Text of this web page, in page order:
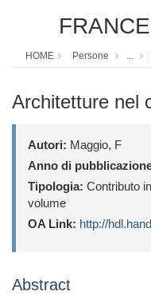
HOME Persone ...
Architetture nel
Autori: Maggio, F
Anno di
Tipologia: Contributo
volume
OA Link: http://
Abstract